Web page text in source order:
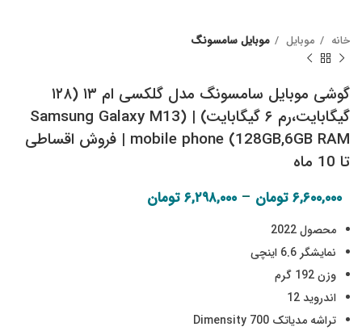
خانه موبایل موبایل سامسونگ
گوشی موبایل سامسونگ مدل گلکسی ام ۱۳ (۱۲۸
گیگابایت،‌رم ۶ گیگابایت) | (Samsung Galaxy M13
mobile phone (128GB,6GB RAM | فروش اقساطی
تا 10 ماه
۶,۶۰۰,۰۰۰تومان – ۶,۲۹۸,۰۰۰تومان
محصول 2022
نمایشگر 6.6 اینچی
وزن 192 گرم
اندروید 12
تراشه مدیاتک Dimensity 700